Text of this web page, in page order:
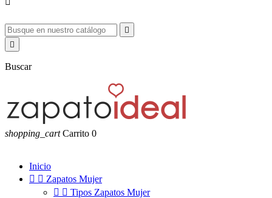


Buscar
shopping_cart Carrito 0
Inicio
  Zapatos Mujer
  Tipos Zapatos Mujer